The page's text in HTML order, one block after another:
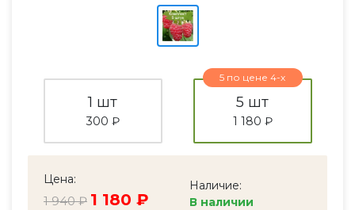
1 шт
300 ₽
5 по цене 4-х
5 шт
1 180 ₽
Цена:
1 940 ₽ 1 180 ₽
Наличие:
В наличии